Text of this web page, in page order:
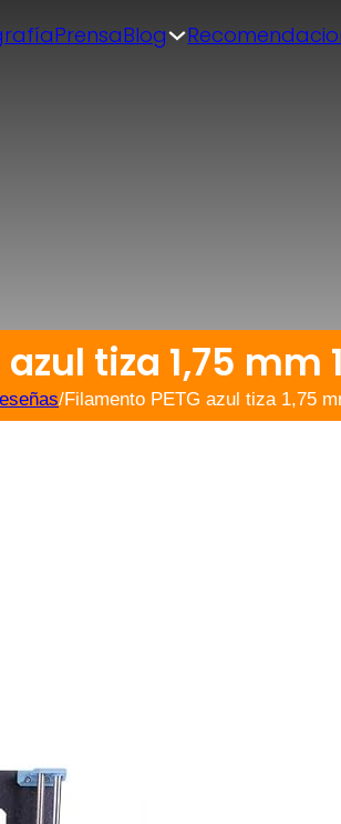
PrensaBlog
azul tiza 1,75
/Filamento PETG azul tiza 1,75